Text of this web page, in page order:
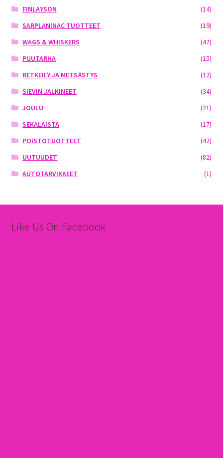
FINLAYSON
(14)
SARPLANINAC TUOTTEET
(19)
WAGS & WHISKERS
(47)
PUUTARHA
(15)
RETKEILY JA METSÄSTYS
(12)
SIEVIN JALKINEET
(34)
JOULU
(21)
SEKALAISTA
(17)
POISTOTUOTTEET
(42)
UUTUUDET
(82)
AUTOTARVIKKEET
(1)
Like Us On Facebook